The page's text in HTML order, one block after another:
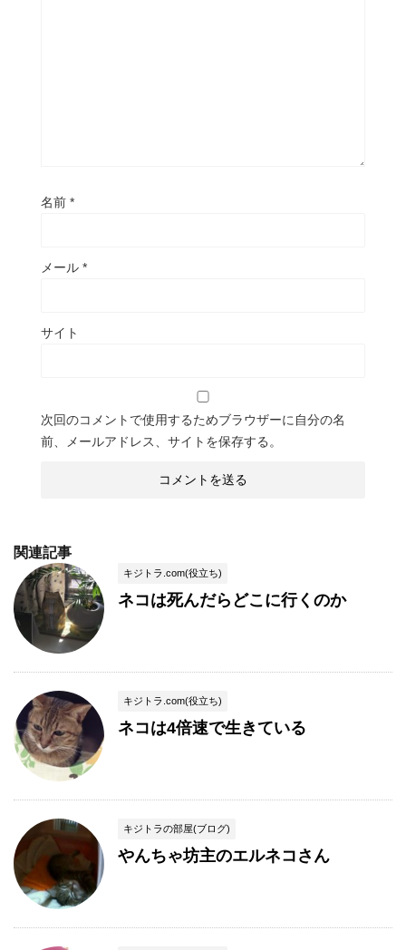
名前 *
メール *
サイト
次回のコメントで使用するためブラウザーに自分の名
前、メールアドレス、サイトを保存する。
関連記事
キジトラ.com(役立ち)
ネコは死んだらどこに行くのか
キジトラ.com(役立ち)
ネコは4倍速で生きている
キジトラの部屋(ブログ)
やんちゃ坊主のエルネコさん